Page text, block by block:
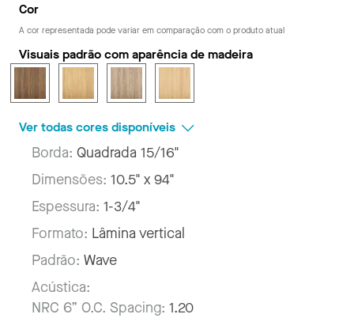
Cor
A cor representada pode variar em comparação com o produto atual
Visuais padrão com aparência de madeira
Ver todas cores disponíveis
Borda: Quadrada 15/16"
Dimensões: 10.5" x 94"
Espessura: 1-3/4"
Formato: Lâmina vertical
Padrão: Wave
Acústica:
NRC 6” O.C. Spacing: 1.20